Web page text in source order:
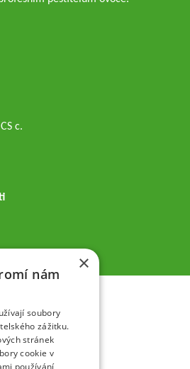
c.
×
nám
soubory
zážitku.
stránek
cookie v
používání